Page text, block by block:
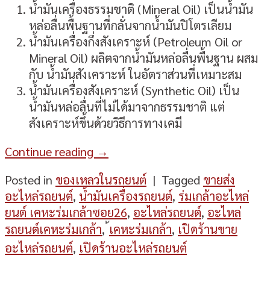
น้ำมันเครื่องธรรมชาติ (Mineral Oil) เป็นน้ำมัน
หล่อลื่นพื้นฐานที่กลั่นจากน้ำมันปิโตรเลียม
น้ำมันเครื่องกึ่งสังเคราะห์ (Petroleum Oil or
Mineral Oil) ผลิตจากน้ำมันหล่อลื่นพื้นฐาน ผสม
กับ น้ำมันสังเคราะห์ ในอัตราส่วนที่เหมาะสม
น้ำมันเครื่องสังเคราะห์ (Synthetic Oil) เป็น
น้ำมันหล่อลื่นที่ไม่ได้มาจากธรรมชาติ แต่
สังเคราะห์ขึ้นด้วยวิธีการทางเคมี
Continue reading →
Posted in ของเหลวในรถยนต์ | Tagged ขายส่ง
อะไหล่รถยนต์, น้ำมันเครื่องรถยนต์, ร่มเกล้าอะไหล่
ยนต์ เคหะร่มเกล้าซอย26, อะไหล่รถยนต์, อะไหล่
รถยนต์เคหะร่มเกล้า,้เคหะร่มเกล้า, เปิดร้านขาย
อะไหล่รถยนต์, เปิดร้านอะไหล่รถยนต์